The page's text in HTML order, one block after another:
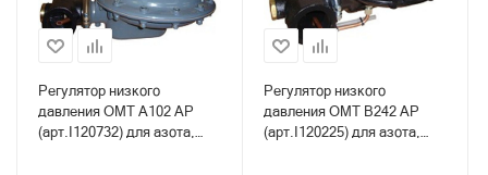
Регулятор низкого
давления OMT А102 АР
(арт.I120732) для азота,
Регулятор низкого
давления OMT B242 АР
(арт.I120225) для азота,